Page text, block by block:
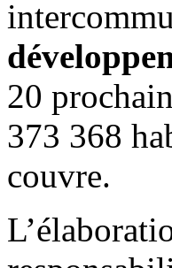
20
373 368
couvre.